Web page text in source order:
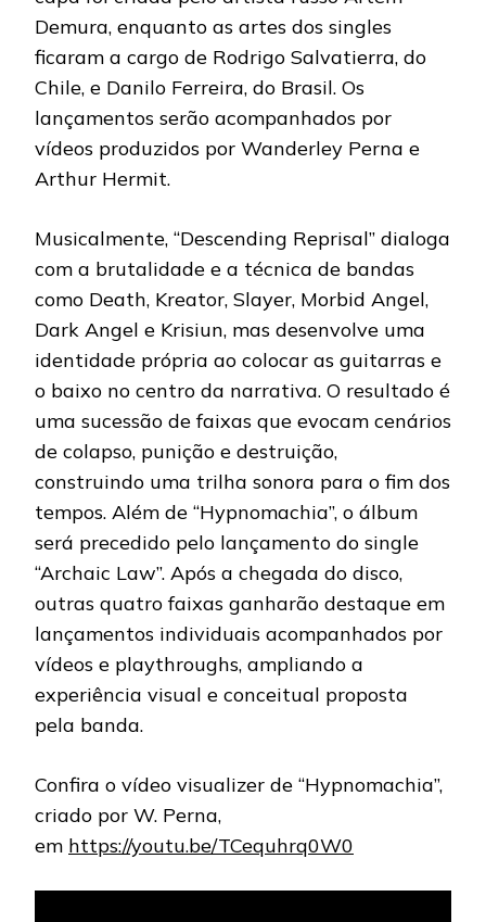
Demura, enquanto as artes dos singles
ficaram a cargo de Rodrigo Salvatierra, do
Chile, e Danilo Ferreira, do Brasil. Os
lançamentos serão acompanhados por
vídeos produzidos por Wanderley Perna e
Arthur Hermit.
Musicalmente, “Descending Reprisal” dialoga
com a brutalidade e a técnica de bandas
como Death, Kreator, Slayer, Morbid Angel,
Dark Angel e Krisiun, mas desenvolve uma
identidade própria ao colocar as guitarras e
o baixo no centro da narrativa. O resultado é
uma sucessão de faixas que evocam cenários
de colapso, punição e destruição,
construindo uma trilha sonora para o fim dos
tempos. Além de “Hypnomachia”, o álbum
será precedido pelo lançamento do single
“Archaic Law”. Após a chegada do disco,
outras quatro faixas ganharão destaque em
lançamentos individuais acompanhados por
vídeos e playthroughs, ampliando a
experiência visual e conceitual proposta
pela banda.
Confira o vídeo visualizer de “Hypnomachia”,
criado por W. Perna,
em https://youtu.be/TCequhrq0W0